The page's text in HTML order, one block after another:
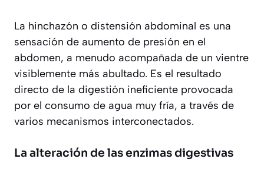
La hinchazón o distensión abdominal es una
sensación de aumento de presión en el
abdomen, a menudo acompañada de un vientre
visiblemente más abultado. Es el resultado
directo de la digestión ineficiente provocada
por el consumo de agua muy fría, a través de
varios mecanismos interconectados.
La alteración de las enzimas digestivas